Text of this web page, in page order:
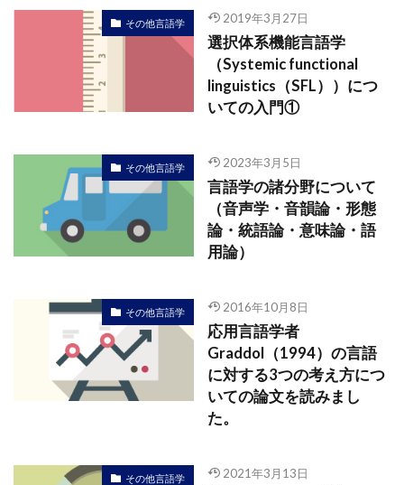
その他言語学 2019年3月27日
選択体系機能言語学
（Systemic functional
linguistics（SFL））につ
いての入門①
その他言語学 2023年3月5日
言語学の諸分野について
（音声学・音韻論・形態
論・統語論・意味論・語
用論）
その他言語学 2016年10月8日
応用言語学者
Graddol（1994）の言語
に対する3つの考え方につ
いての論文を読みまし
た。
その他言語学 2021年3月13日